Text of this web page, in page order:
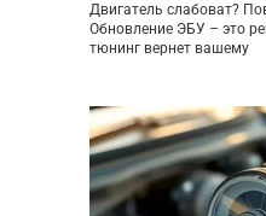
Двигатель слабоват?
Обновление ЭБУ – это
тюнинг вернет вашему